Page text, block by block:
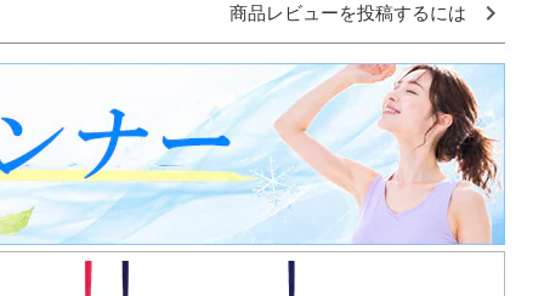
商品レビューを投稿するには